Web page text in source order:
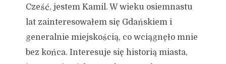
Cześć, jestem Kamil. W wieku osiemnastu
lat zainteresowałem się Gdańskiem i
generalnie miejskością, co wciągnęło mnie
bez końca. Interesuje się historią miasta,